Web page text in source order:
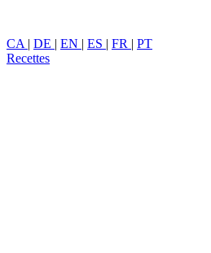
CA | DE | EN | ES | FR | PT
Recettes